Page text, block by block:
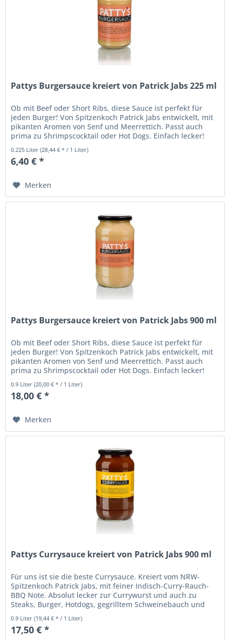
Pattys Burgersauce kreiert von Patrick Jabs 225 ml
Ob mit Beef oder Short Ribs, diese Sauce ist perfekt für
jeden Burger! Von Spitzenkoch Patrick Jabs entwickelt, mit
pikanten Aromen von Senf und Meerrettich. Passt auch
prima zu Shrimpscocktail oder Hot Dogs. Einfach lecker!
Burgersauce....
0.225 Liter(28,44 € * / 1 Liter)
6,40 € *
Merken
Pattys Burgersauce kreiert von Patrick Jabs 900 ml
Ob mit Beef oder Short Ribs, diese Sauce ist perfekt für
jeden Burger! Von Spitzenkoch Patrick Jabs entwickelt, mit
pikanten Aromen von Senf und Meerrettich. Passt auch
prima zu Shrimpscocktail oder Hot Dogs. Einfach lecker!
0.9 Liter(20,00 € * / 1 Liter)
18,00 € *
Merken
Pattys Currysauce kreiert von Patrick Jabs 900 ml
Für uns ist sie die beste Currysauce. Kreiert vom NRW-
Spitzenkoch Patrick Jabs, mit feiner Indisch-Curry-Rauch-
BBQ Note. Absolut lecker zur Currywurst und auch zu
Steaks, Burger, Hotdogs, gegrilltem Schweinebauch und
Grillfleisch sowie...
0.9 Liter(19,44 € * / 1 Liter)
17,50 € *